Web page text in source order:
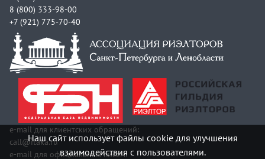
8 (800) 333-98-00
+7 (921) 775-70-40
e-mail для клиентских обращений:
call@itaka.ru
e-mail для официальных писем:
Наш сайт использует файлы cookie для улучшения
взаимодействия с пользователями.